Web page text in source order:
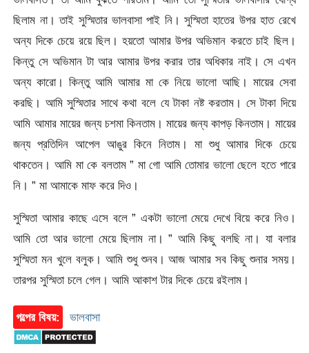
ছিলাম না। তাই সুস্মিতার ভালবাসা পাই নি। সুস্মিতা হাতের উপর হাত রেখে
অন্য দিকে চেয়ে রয়ে ছিল। হয়তো আমার উপর অভিমান করতে চাই ছিল।
কিন্তু সে অভিমান টা আর আমার উপর করার তার অধিকার নাই। সে এখন
অন্য কারো। কিন্তু আমি আমার মা কে নিয়ে ভালো আছি। মায়ের সেবা
করছি। আমি সুস্মিতার সাথে কথা বলে যে টাকা নষ্ট করতাম। সে টাকা দিয়ে
আমি আমার মায়ের জন্য চশমা কিনতাম। মায়ের জন্য কাপড় কিনতাম। মায়ের
জন্য প্রতিদিন আপেল আঙুর কিনে নিতাম। মা শুধু আমার দিকে চেয়ে
থাকতেন। আমি মা কে বলতাম ” মা গো আমি তোমার ভালো ছেলে হতে পারে
নি। ” মা আমাকে মাফ করে দিও।
সুস্মিতা আমার কাছে এসে বলে ” একটা ভালো মেয়ে দেখে বিয়ে করে নিও।
আমি তো আর ভালো মেয়ে ছিলাম না। ” আমি কিছু বলছি না। যা বলার
সুস্মিতা মন খুলে বলুক। আমি শুধু শুনব। আজ আমার সব কিছু শুনার সময়।
তারপর সুস্মিতা চলে গেল। আমি আকাশ টার দিকে চেয়ে রইলাম।
গল্পের বিষয়: ভালবাসা